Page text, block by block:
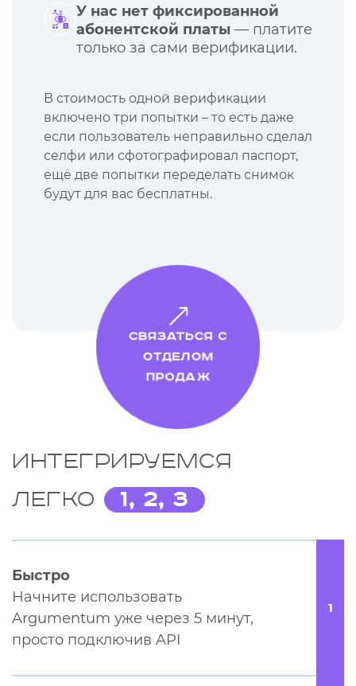
Интегрируемся
легко
1, 2, 3
Быстро
Начните использовать
Argumentum уже через 5 минут,
просто подключив API
1
У нас нет фиксированной
абонентской платы — платите
только за сами верификации.
В стоимость одной верификации
включено три попытки – то есть даже
если пользователь неправильно сделал
селфи или сфотографировал паспорт,
ещё две попытки переделать снимок
будут для вас бесплатны.
Связаться с
отделом
продаж